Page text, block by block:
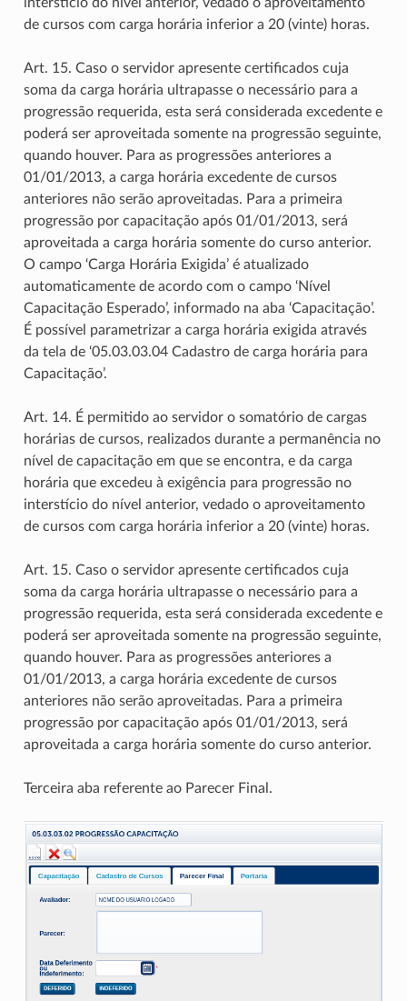
interstício do nível anterior, vedado o aproveitamento
de cursos com carga horária inferior a 20 (vinte) horas.
Art. 15. Caso o servidor apresente certificados cuja
soma da carga horária ultrapasse o necessário para a
progressão requerida, esta será considerada excedente e
poderá ser aproveitada somente na progressão seguinte,
quando houver. Para as progressões anteriores a
01/01/2013, a carga horária excedente de cursos
anteriores não serão aproveitadas. Para a primeira
progressão por capacitação após 01/01/2013, será
aproveitada a carga horária somente do curso anterior.
O campo ‘Carga Horária Exigida’ é atualizado
automaticamente de acordo com o campo ‘Nível
Capacitação Esperado’, informado na aba ‘Capacitação’.
É possível parametrizar a carga horária exigida através
da tela de ‘05.03.03.04 Cadastro de carga horária para
Capacitação’.
Art. 14. É permitido ao servidor o somatório de cargas
horárias de cursos, realizados durante a permanência no
nível de capacitação em que se encontra, e da carga
horária que excedeu à exigência para progressão no
interstício do nível anterior, vedado o aproveitamento
de cursos com carga horária inferior a 20 (vinte) horas.
Art. 15. Caso o servidor apresente certificados cuja
soma da carga horária ultrapasse o necessário para a
progressão requerida, esta será considerada excedente e
poderá ser aproveitada somente na progressão seguinte,
quando houver. Para as progressões anteriores a
01/01/2013, a carga horária excedente de cursos
anteriores não serão aproveitadas. Para a primeira
progressão por capacitação após 01/01/2013, será
aproveitada a carga horária somente do curso anterior.
Terceira aba referente ao Parecer Final.